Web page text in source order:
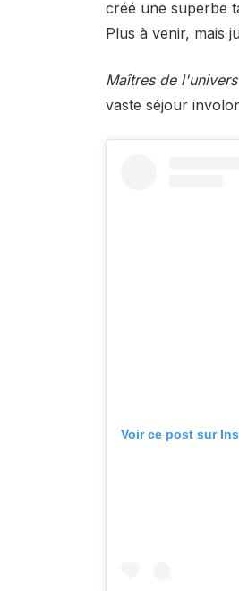
créé une superbe
Plus à venir, mais
Maîtres de l'univers
vaste séjour
Voir ce post sur